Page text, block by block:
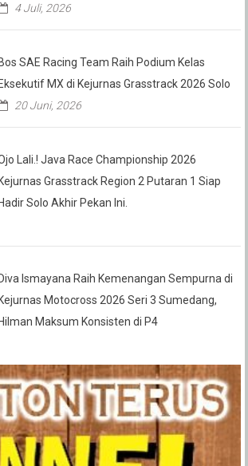
4 Juli, 2026
Bos SAE Racing Team Raih Podium Kelas
Eksekutif MX di Kejurnas Grasstrack 2026 Solo
20 Juni, 2026
Lali.! Java Race Championship 2026
Kejurnas Grasstrack Region 2 Putaran 1 Siap
Hadir Solo Akhir Pekan Ini.
Diva Ismayana Raih Kemenangan Sempurna di
Kejurnas Motocross 2026 Seri 3 Sumedang,
Hilman Maksum Konsisten di P4